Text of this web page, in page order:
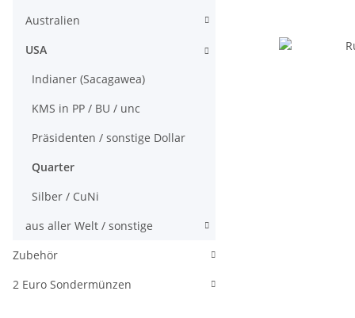
Australien
USA
Indianer (Sacagawea)
KMS in PP / BU / unc
Präsidenten / sonstige Dollar
Quarter
Silber / CuNi
aus aller Welt / sonstige
Zubehör
2 Euro Sondermünzen